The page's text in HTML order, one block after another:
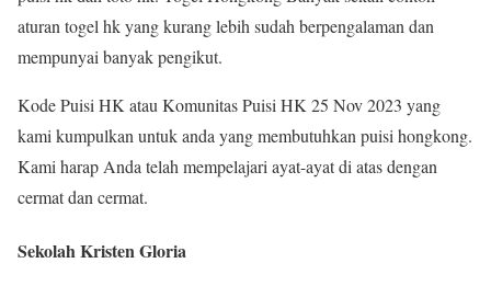
aturan togel hk yang kurang lebih sudah berpengalaman dan
mempunyai banyak pengikut.
Kode Puisi HK atau Komunitas Puisi HK 25 Nov 2023 yang
kami kumpulkan untuk anda yang membutuhkan puisi hongkong.
Kami harap Anda telah mempelajari ayat-ayat di atas dengan
cermat dan cermat.
Sekolah Kristen Gloria